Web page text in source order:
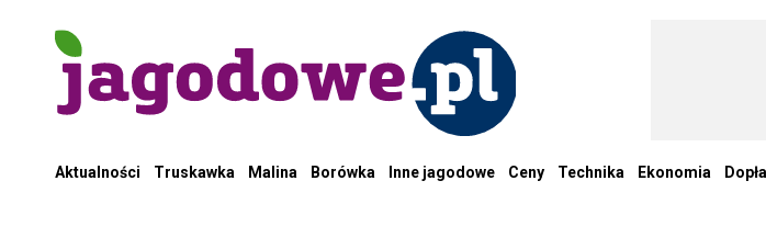
Aktualności Truskawka Malina Borówka Inne jagodowe Ceny Technika Ekonomia